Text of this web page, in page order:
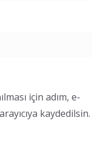
için adım, e-
kaydedilsin.